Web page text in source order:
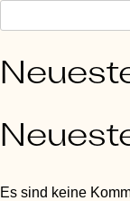
Es sind keine